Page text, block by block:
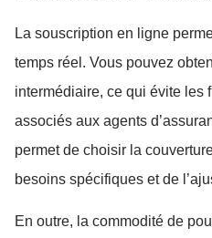
La souscription en ligne
temps réel. Vous pouvez
intermédiaire, ce qui évite les
associés aux agents
permet de choisir la
besoins spécifiques et de
En outre, la commodité de